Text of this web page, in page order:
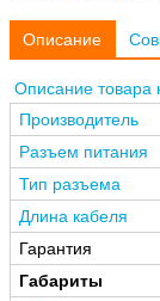
Описание
Описание товара
Производитель
Разъем питания
Тип разъема
Длина кабеля
Гарантия
Габариты